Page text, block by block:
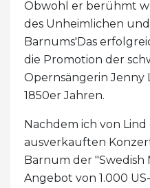
Obwohl er berühmt
des Unheimlichen
Barnums'Das
die Promotion der
Opernsängerin Jenny
1850er Jahren.
Nachdem ich von
ausverkauften
Barnum der "Swedish
Angebot von 1.000